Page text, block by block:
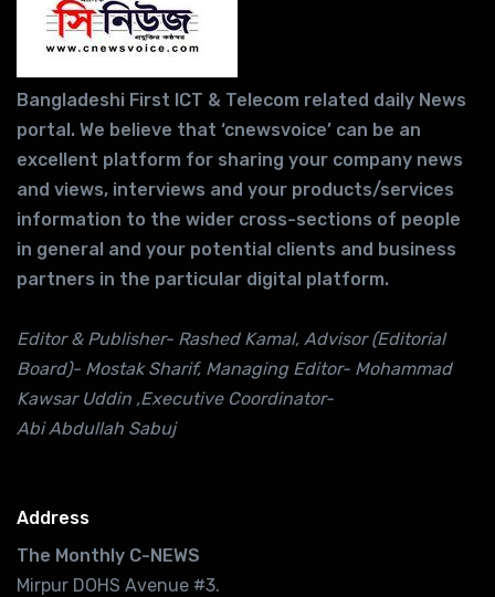
Bangladeshi First ICT & Telecom related daily News
portal. We believe that ‘cnewsvoice’ can be an
excellent platform for sharing your company news
and views, interviews and your products/services
information to the wider cross-sections of people
in general and your potential clients and business
partners in the particular digital platform.
Editor & Publisher- Rashed Kamal, Advisor (Editorial
Board)- Mostak Sharif, Managing Editor- Mohammad
Kawsar Uddin ,Executive Coordinator-
Abi Abdullah Sabuj
Address
The Monthly C-NEWS
Mirpur DOHS Avenue #3.